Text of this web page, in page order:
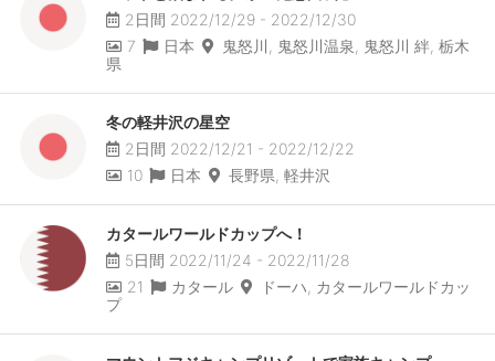
2日間 2022/12/29 - 2022/12/30
7
日本
鬼怒川, 鬼怒川温泉, 鬼怒川 絆, 栃木
県
冬の軽井沢の星空
2日間 2022/12/21 - 2022/12/22
10
日本 長野県, 軽井沢
カタールワールドカップへ！
5日間 2022/11/24 - 2022/11/28
21
カタール
ドーハ, カタールワールドカッ
プ